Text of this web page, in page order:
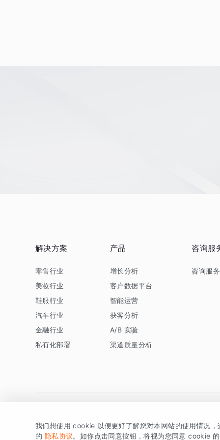
解决方案
零售行业
美妆行业
鞋服行业
汽车行业
金融行业
私有化部署
产品
增长分析
客户数据平台
智能运营
获客分析
A/B 实验
渠道质量分析
咨询服
咨询服务
版权所有 © 北京易数科技有限公司SDK相关说明 京ICP备
我们想使用 cookie 以便更好了解您对本网站的使用情况
的 隐私协议。如你点击同意按钮，将视为您同意 cookie 的